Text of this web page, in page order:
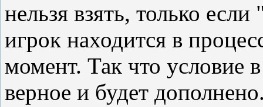
нельзя взять, только
игрок находится в
момент. Так что условие
верное и будет